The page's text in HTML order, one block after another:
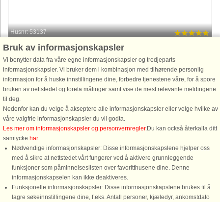
Husnr: 53137
Hammarö
4 personer, 55 m²
75 m til kyst.
Varmt välkomna till denna moderna och mysiga stuga med vacker utsikt
över Vänern. Stugan andas fiskebod på västkusten både exteriört och
interiört. Parkera smidigt på vänster sida strax efter stugan. Vid ...
fra 9.766 NOK
Bruk av informasjonskapsler
Vi benytter data fra våre egne informasjonskapsler og tredjeparts
informasjonskapsler. Vi bruker dem i kombinasjon med tilhørende personlig
informasjon for å huske innstillingene dine, forbedre tjenestene våre, for å spore
bruken av nettstedet og foreta målinger samt vise de mest relevante meldingene
til deg.
Nedenfor kan du velge å akseptere alle informasjonskapsler eller velge hvilke av
våre valgfrie informasjonskapsler du vil godta.
Les mer om informasjonskapsler og personvernregler.Du kan också återkalla ditt
samtycke här.
Nødvendige informasjonskapsler: Disse informasjonskapslene hjelper oss
med å sikre at nettstedet vårt fungerer ved å aktivere grunnleggende
funksjoner som påminnelseslisten over favoritthusene dine. Denne
informasjonskapselen kan ikke deaktiveres.
Funksjonelle informasjonskapsler: Disse informasjonskapslene brukes til å
lagre søkeinnstillingene dine, f.eks. Antall personer, kjæledyr, ankomstdato